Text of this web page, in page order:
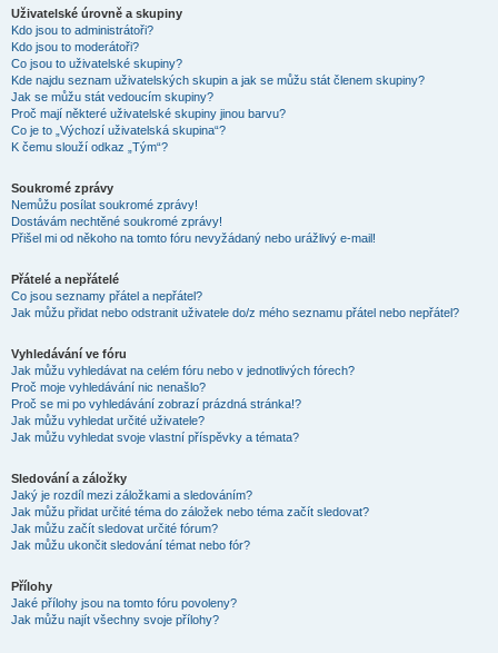
Uživatelské úrovně a skupiny
Kdo jsou to administrátoři?
Kdo jsou to moderátoři?
Co jsou to uživatelské skupiny?
Kde najdu seznam uživatelských skupin a jak se můžu stát členem skupiny?
Jak se můžu stát vedoucím skupiny?
Proč mají některé uživatelské skupiny jinou barvu?
Co je to „Výchozí uživatelská skupina“?
K čemu slouží odkaz „Tým“?
Soukromé zprávy
Nemůžu posílat soukromé zprávy!
Dostávám nechtěné soukromé zprávy!
Přišel mi od někoho na tomto fóru nevyžádaný nebo urážlivý e-mail!
Přátelé a nepřátelé
Co jsou seznamy přátel a nepřátel?
Jak můžu přidat nebo odstranit uživatele do/z mého seznamu přátel nebo nepřátel?
Vyhledávání ve fóru
Jak můžu vyhledávat na celém fóru nebo v jednotlivých fórech?
Proč moje vyhledávání nic nenašlo?
Proč se mi po vyhledávání zobrazí prázdná stránka!?
Jak můžu vyhledat určité uživatele?
Jak můžu vyhledat svoje vlastní příspěvky a témata?
Sledování a záložky
Jaký je rozdíl mezi záložkami a sledováním?
Jak můžu přidat určité téma do záložek nebo téma začít sledovat?
Jak můžu začít sledovat určité fórum?
Jak můžu ukončit sledování témat nebo fór?
Přílohy
Jaké přílohy jsou na tomto fóru povoleny?
Jak můžu najít všechny svoje přílohy?